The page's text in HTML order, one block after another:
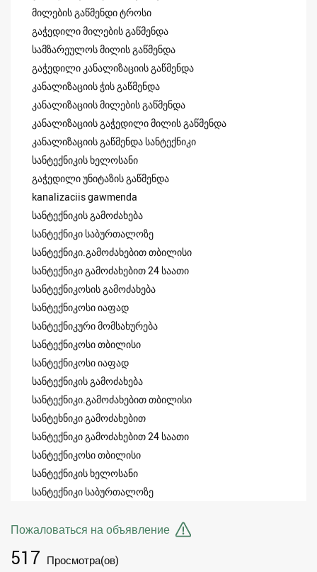
მილების გაწმენდი ტროსი
გაჭედილი მილების გაწმენდა
სამზარეულოს მილის გაწმენდა
გაჭედილი კანალიზაციის გაწმენდა
კანალიზაციის ჭის გაწმენდა
კანალიზაციის მილების გაწმენდა
კანალიზაციის გაჭედილი მილის გაწმენდა
კანალიზაციის გაწმენდა სანტექნიკი
სანტექნიკის ხელოსანი
გაჭედილი უნიტაზის გაწმენდა
kanalizaciis gawmenda
სანტექნიკის გამოძახება
სანტექნიკი საბურთალოზე
სანტექნიკი.გამოძახებით თბილისი
სანტექნიკი გამოძახებით 24 საათი
სანტექნიკოსის გამოძახება
სანტექნიკოსი იაფად
სანტექნიკური მომსახურება
სანტექნიკოსი თბილისი
სანტექნიკოსი იაფად
სანტექნიკის გამოძახება
სანტექნიკი.გამოძახებით თბილისი
სანტეხნიკი გამოძახებით
სანტექნიკი გამოძახებით 24 საათი
სანტექნიკოსი თბილისი
სანტექნიკის ხელოსანი
სანტექნიკი საბურთალოზე
Пожаловаться на объявление
517 Просмотра(ов)